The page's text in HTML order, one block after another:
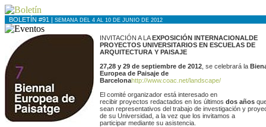
BOLETÍN #91 | SEMANA DEL 4 AL 10 DE JUNIO DE 2012
INVITACIÓN A LAEXPOSICIÓN INTERNACIONALDE
PROYECTOS UNIVERSITARIOS EN ESCUELAS DE
ARQUITECTURA Y PAISAJE
27,28 y 29 de septiembre de 2012 , se celebrará la
Europea de Paisaje de
Barcelonahttp://www.coac.net/landscape/
El comité organizador está interesado en
recibir proyectos redactados en los últimos dos años
sean representativos del trabajo de investigación y
de su Universidad, a la vez que los invitamos a
participar mediante su asistencia.